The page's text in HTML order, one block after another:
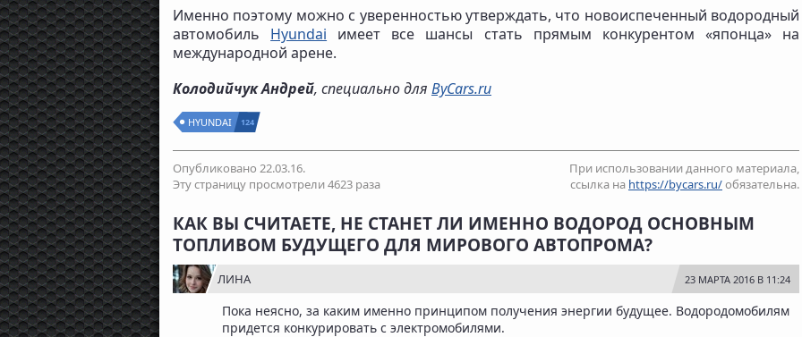
Именно поэтому можно с уверенностью утверждать, что новоиспеченный водородный
автомобиль Hyundai имеет все шансы стать прямым конкурентом «японца» на
международной арене.
Колодийчук Андрей, специально для ByCars.ru
HYUNDAI 124
При использовании данного материала,
ссылка на https://bycars.ru/обязательна.
Опубликовано 22.03.16.
Эту страницу просмотрели 4623 раза
КАК ВЫ СЧИТАЕТЕ, НЕ СТАНЕТ ЛИ ИМЕННО ВОДОРОД ОСНОВНЫМ
ТОПЛИВОМ БУДУЩЕГО ДЛЯ МИРОВОГО АВТОПРОМА?
23 МАРТА 2016 В 11:24
ЛИНА
Пока неясно, за каким именно принципом получения энергии будущее. Водородомобилям
придется конкурировать с электромобилями.